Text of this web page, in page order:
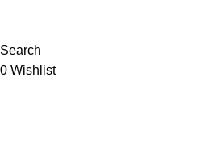
Search
0 Wishlist